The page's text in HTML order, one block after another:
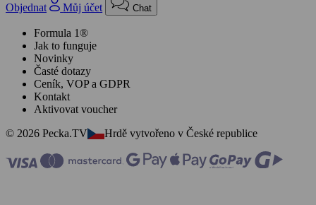
Objednat
Můj účet Chat
Formula 1®
Jak to funguje
Novinky
Časté dotazy
Ceník, VOP a GDPR
Kontakt
Aktivovat voucher
© 2026 Pecka.TV
Hrdě vytvořeno v České republice